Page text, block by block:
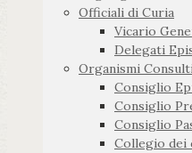
Officiali di Curia
Vicario
Delegati
Organismi
Consiglio
Consiglio
Consiglio
Collegio dei